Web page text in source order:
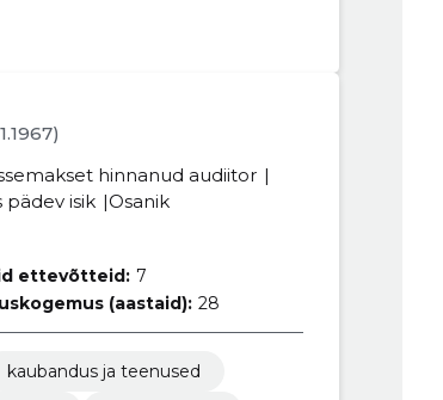
hinnanud audiitor
isik Osanik
ettevõtteid: 7
(aastaid): 28
kaubandus ja teenused